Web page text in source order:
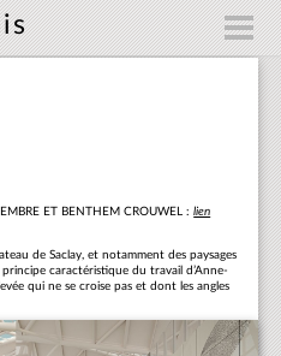
ET BENTHEM CROUWEL :lien
de Saclay, et notamment des paysages
caractéristique du travail d’Anne-
qui ne se croise pas et dont les angles